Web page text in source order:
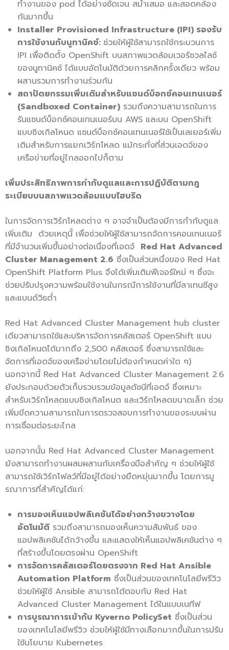
ทำงานของ pod ได้อย่างชัดเจน สม่ำเสมอ และสอดคล้อง
กันมากขึ้น
Installer Provisioned Infrastructure (IPI) รองรับ
การใช้งานกับนูทานิคซ์: ช่วยให้ผู้ใช้สามารถใช้กระบวนการ
IPI เพื่อติดตั้ง OpenShift บนสภาพแวดล้อมเวอร์ชวลไลซ์
ของนูทานิคซ์ ได้แบบอัตโนมัติด้วยการคลิกครั้งเดียว พร้อม
ผสานรวมการทำงานร่วมกัน
สถาปัตยกรรมเพิ่มเติมสำหรับแซนด์บ็อกซ์คอนเทนเนอร์
(Sandboxed Container) รวมถึงความสามารถในการ
รันแซนด์บ็อกซ์คอนเทนเนอร์บน AWS และบน OpenShift
แบบซิงเกิลโหนด แซนด์บ็อกซ์คอนเทนเนอร์ใช้เป็นเลเยอร์เพิ่ม
เติมสำหรับการแยกเวิร์กโหลด แม้กระทั่งที่ส่วนเอดจ์ของ
เครือข่ายที่อยู่ไกลออกไปก็ตาม
เพิ่มประสิทธิภาพการกำกับดูแลและการปฏิบัติตามกฎ
ระเบียบบนสภาพแวดล้อมแบบไฮบริด
ในการจัดการเวิร์กโหลดต่าง ๆ อาจจำเป็นต้องมีการกำกับดูแล
เพิ่มเติม ด้วยเหตุนี้ เพื่อช่วยให้ผู้ใช้สามารถจัดการคอนเทนเนอร์
ที่มีจำนวนเพิ่มขึ้นอย่างต่อเนื่องที่เอดจ์ Red Hat Advanced
Cluster Management 2.6 ซึ่งเป็นส่วนหนึ่งของ Red Hat
OpenShift Platform Plus จึงได้เพิ่มเติมฟีเจอร์ใหม่ ๆ ซึ่งจะ
ช่วยปรับปรุงความพร้อมใช้งานในกรณีการใช้งานที่มีลาเทนซีสูง
และแบนด์วิธต่ำ
Red Hat Advanced Cluster Management hub cluster
เดียวสามารถใช้และบริหารจัดการคลัสเตอร์ OpenShift แบบ
ซิงเกิลโหนดได้มากถึง 2,500 คลัสเตอร์ ซึ่งสามารถใช้และ
จัดการที่เอดจ์ของเครือข่ายโดยไม่ต้องกำหนดค่าใด ๆ)
นอกจากนี้ Red Hat Advanced Cluster Management 2.6
ยังประกอบด้วยตัวเก็บรวบรวมข้อมูลดัชนีที่เอดจ์ ซึ่งเหมาะ
สำหรับเวิร์กโหลดแบบซิงเกิลโหนด และเวิร์กโหลดขนาดเล็ก ช่วย
เพิ่มขีดความสามารถในการตรวจสอบการทำงานของระบบผ่าน
การเชื่อมต่อระยะไกล
นอกจากนั้น Red Hat Advanced Cluster Management
ยังสามารถทำงานผสมผสานกับเครื่องมือสำคัญ ๆ ช่วยให้ผู้ใช้
สามารถใช้เวิร์กโฟลว์ที่มีอยู่ได้อย่างยืดหยุ่นมากขึ้น โดยการบู
รณาการที่สำคัญได้แก่:
การมองเห็นแอปพลิเคชันได้อย่างกว้างขวางโดย
อัตโนมัติ รวมถึงสามารถมองเห็นความสัมพันธ์ ของ
แอปพลิเคชันได้กว้างขึ้น และแสดงให้เห็นแอปพลิเคชันต่าง ๆ
ที่สร้างขึ้นโดยตรงผ่าน OpenShift
การจัดการคลัสเตอร์โดยตรงจาก Red Hat Ansible
Automation Platform ซึ่งเป็นส่วนของเทคโนโลยีพรีวิว
ช่วยให้ผู้ใช้ Ansible สามารถโต้ตอบกับ Red Hat
Advanced Cluster Management ได้ในแบบเนทีฟ
การบูรณาการเข้ากับ Kyverno PolicySet ซึ่งเป็นส่วน
ของเทคโนโลยีพรีวิว ช่วยให้ผู้ใช้มีทางเลือกมากขึ้นในการปรับ
ใช้นโยบาย Kubernetes